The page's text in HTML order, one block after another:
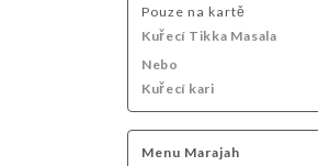
Pouze na kartě
Kuřecí Tikka Masala
Nebo
Kuřecí kari
Menu Marajah